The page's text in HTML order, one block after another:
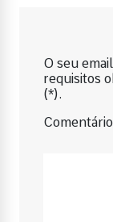
O seu
requisitos
(*).
Comentário